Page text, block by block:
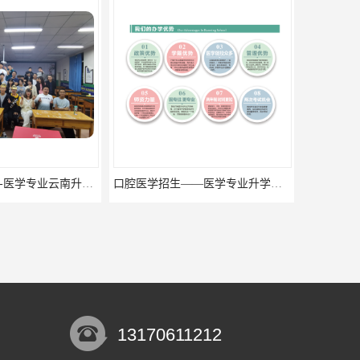
口腔医学招生——医学专业升学现状
13170611212